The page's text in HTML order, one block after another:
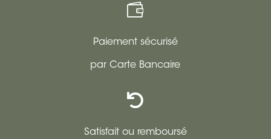

Paiement sécurisé
par Carte Bancaire

Satisfait ou remboursé